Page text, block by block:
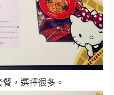
，選擇很多。